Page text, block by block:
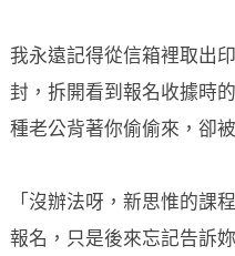
我永遠記得從信箱裡取出
封，拆開看到報名收據時
種老公背著你偷偷來，卻
「沒辦法呀，新思惟的課
報名，只是後來忘記告訴妳